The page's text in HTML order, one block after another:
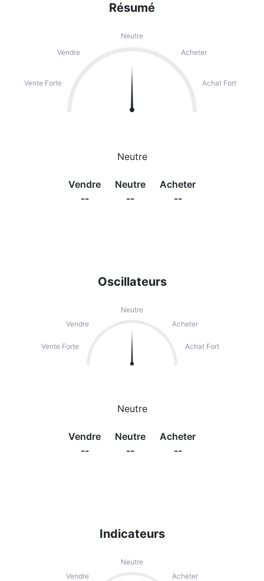
Oscillateurs
Neutre
Vendre
Acheter
Vente Forte Achat Fort
Neutre
Vendre
--
Neutre
--
Acheter
--
Résumé
Neutre
Vendre
Acheter
Vente Forte Achat Fort
Neutre
Vendre
--
Neutre
--
Acheter
--
Indicateurs
Neutre
Vendre
Acheter